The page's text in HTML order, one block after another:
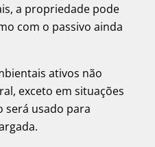
a propriedade pode
com o passivo ainda
ativos não
exceto em situações
será usado para